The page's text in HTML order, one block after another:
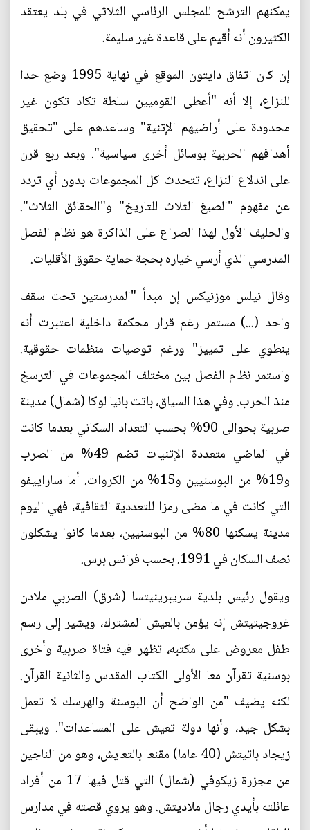
يمكنهم الترشح للمجلس الرئاسي الثلاثي في بلد يعتقد
الكثيرون أنه أقيم على قاعدة غير سليمة.
إن كان اتفاق دايتون الموقع في نهاية 1995 وضع حدا
للنزاع، إلا أنه "أعطى القوميين سلطة تكاد تكون غير
محدودة على أراضيهم الإتنية" وساعدهم على "تحقيق
أهدافهم الحربية بوسائل أخرى سياسية". وبعد ربع قرن
على اندلاع النزاع، تتحدث كل المجموعات بدون أي تردد
عن مفهوم "الصيغ الثلاث للتاريخ" و"الحقائق الثلاث".
والحليف الأول لهذا الصراع على الذاكرة هو نظام الفصل
المدرسي الذي أرسي خياره بحجة حماية حقوق الأقليات.
وقال نيلس موزنيكس إن مبدأ "المدرستين تحت سقف
واحد (...) مستمر رغم قرار محكمة داخلية اعتبرت أنه
ينطوي على تمييز" ورغم توصيات منظمات حقوقية.
واستمر نظام الفصل بين مختلف المجموعات في الترسخ
منذ الحرب. وفي هذا السياق، باتت بانيا لوكا (شمال) مدينة
صربية بحوالى 90% بحسب التعداد السكاني بعدما كانت
في الماضي متعددة الإتنيات تضم 49% من الصرب
و19% من البوسنيين و15% من الكروات. أما ساراييفو
التي كانت في ما مضى رمزا للتعددية الثقافية، فهي اليوم
مدينة يسكنها 80% من البوسنيين، بعدما كانوا يشكلون
نصف السكان في 1991. بحسب فرانس برس.
ويقول رئيس بلدية سريبرينيتسا (شرق) الصربي ملادن
غروجيتيتش إنه يؤمن بالعيش المشترك، ويشير إلى رسم
طفل معروض على مكتبه، تظهر فيه فتاة صربية وأخرى
بوسنية تقرآن معا الأولى الكتاب المقدس والثانية القرآن.
لكنه يضيف "من الواضح أن البوسنة والهرسك لا تعمل
بشكل جيد، وأنها دولة تعيش على المساعدات". ويبقى
زيجاد باتيتش (40 عاما) مقنعا بالتعايش، وهو من الناجين
من مجزرة زيكوفي (شمال) التي قتل فيها 17 من أفراد
عائلته بأيدي رجال ملاديتش. وهو يروي قصته في مدارس